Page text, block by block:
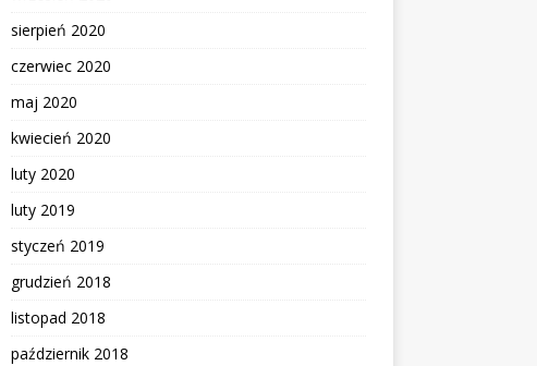
sierpień 2020
czerwiec 2020
maj 2020
kwiecień 2020
luty 2020
luty 2019
styczeń 2019
grudzień 2018
listopad 2018
październik 2018